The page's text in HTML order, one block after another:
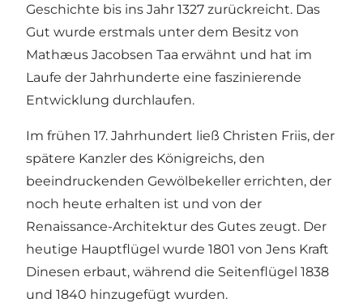
Geschichte bis ins Jahr 1327 zurückreicht. Das
Gut wurde erstmals unter dem Besitz von
Mathæus Jacobsen Taa erwähnt und hat im
Laufe der Jahrhunderte eine faszinierende
Entwicklung durchlaufen.
Im frühen 17. Jahrhundert ließ Christen Friis, der
spätere Kanzler des Königreichs, den
beeindruckenden Gewölbekeller errichten, der
noch heute erhalten ist und von der
Renaissance-Architektur des Gutes zeugt. Der
heutige Hauptflügel wurde 1801 von Jens Kraft
Dinesen erbaut, während die Seitenflügel 1838
und 1840 hinzugefügt wurden.